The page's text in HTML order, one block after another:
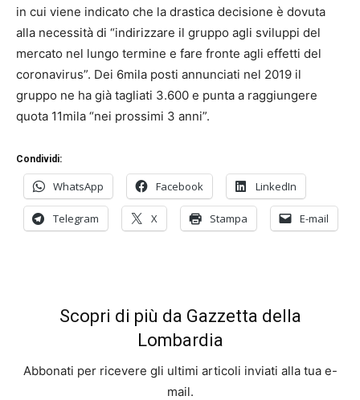
in cui viene indicato che la drastica decisione è dovuta
alla necessità di “indirizzare il gruppo agli sviluppi del
mercato nel lungo termine e fare fronte agli effetti del
coronavirus”. Dei 6mila posti annunciati nel 2019 il
gruppo ne ha già tagliati 3.600 e punta a raggiungere
quota 11mila “nei prossimi 3 anni”.
Condividi:
WhatsApp Facebook LinkedIn
Telegram X Stampa E-mail
Scopri di più da Gazzetta della
Lombardia
Abbonati per ricevere gli ultimi articoli inviati alla tua e-
mail.